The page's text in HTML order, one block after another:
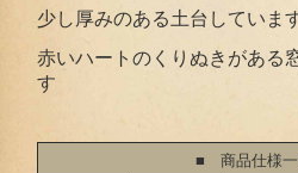
少し厚みのある土台していま
赤いハートのくりぬきがある
す
■ 商品仕様